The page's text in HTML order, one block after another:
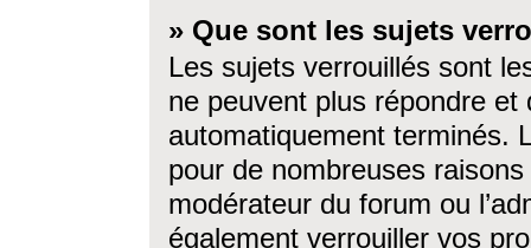
» Que sont les sujets
Les sujets verrouillés sont
ne peuvent plus répondre
automatiquement terminés.
pour de nombreuses
modérateur du forum ou
également verrouiller vos